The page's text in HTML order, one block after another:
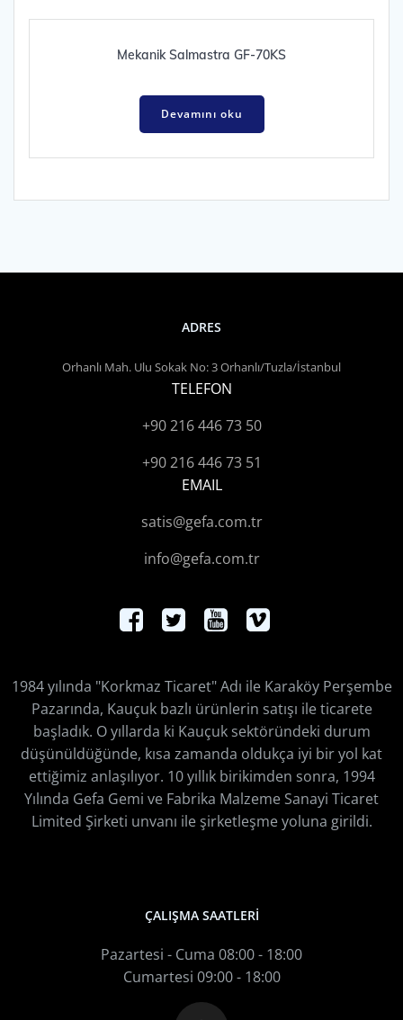
Mekanik Salmastra GF-70KS
Devamını oku
ADRES
Orhanlı Mah. Ulu Sokak No: 3 Orhanlı/Tuzla/İstanbul
TELEFON
+90 216 446 73 50
+90 216 446 73 51
EMAIL
satis@gefa.com.tr
info@gefa.com.tr
1984 yılında "Korkmaz Ticaret" Adı ile Karaköy Perşembe
Pazarında, Kauçuk bazlı ürünlerin satışı ile ticarete
başladık. O yıllarda ki Kauçuk sektöründeki durum
düşünüldüğünde, kısa zamanda oldukça iyi bir yol kat
ettiğimiz anlaşılıyor. 10 yıllık birikimden sonra, 1994
Yılında Gefa Gemi ve Fabrika Malzeme Sanayi Ticaret
Limited Şirketi unvanı ile şirketleşme yoluna girildi.
ÇALIŞMA SAATLERİ
Pazartesi - Cuma 08:00 - 18:00
Cumartesi 09:00 - 18:00